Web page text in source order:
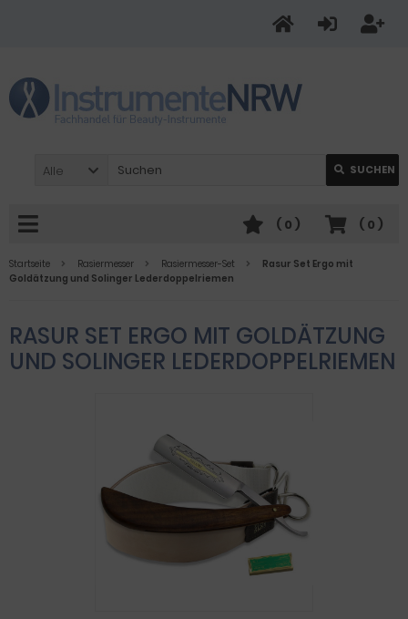
Alle SUCHEN
( 0 )
( 0 )
Startseite Rasiermesser Rasiermesser-Set
Rasur Set Ergo mit
Goldätzung und Solinger Lederdoppelriemen
RASUR SET ERGO MIT GOLDÄTZUNG
UND SOLINGER LEDERDOPPELRIEMEN